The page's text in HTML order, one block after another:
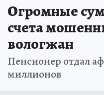
Огромные
счета
вологжан
Пенсионер отдал
миллионов